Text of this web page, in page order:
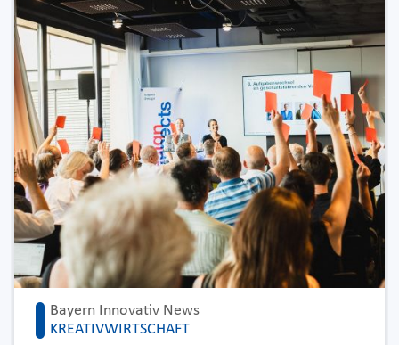
Bayern Innovativ News
KREATIVWIRTSCHAFT